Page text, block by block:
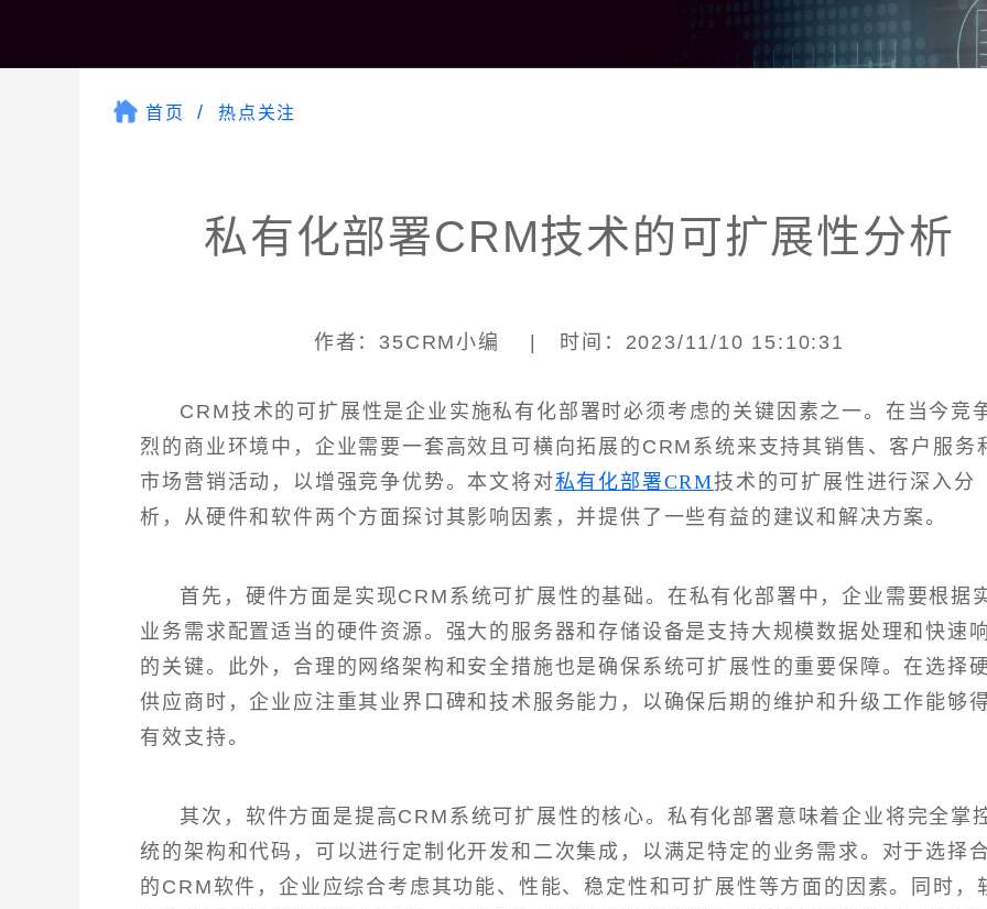
首页 热点关注
私有化部署CRM技术的可扩展性分析
作者：35CRM小编 | 时间：2023/11/10 15:10:31
CRM技术的可扩展性是企业实施私有化部署时必须考虑的关键因素之一。在当今竞
烈的商业环境中，企业需要一套高效且可横向拓展的CRM系统来支持其销售、客户服务
市场营销活动，以增强竞争优势。本文将对私有化部署CRM技术的可扩展性进行深入分
析，从硬件和软件两个方面探讨其影响因素，并提供了一些有益的建议和解决方案。
首先，硬件方面是实现CRM系统可扩展性的基础。在私有化部署中，企业需要根据
业务需求配置适当的硬件资源。强大的服务器和存储设备是支持大规模数据处理和快速
的关键。此外，合理的网络架构和安全措施也是确保系统可扩展性的重要保障。在选择
供应商时，企业应注重其业界口碑和技术服务能力，以确保后期的维护和升级工作能够
有效支持。
其次，软件方面是提高CRM系统可扩展性的核心。私有化部署意味着企业将完全掌
统的架构和代码，可以进行定制化开发和二次集成，以满足特定的业务需求。对于选择
的CRM软件，企业应综合考虑其功能、性能、稳定性和可扩展性等方面的因素。同时，